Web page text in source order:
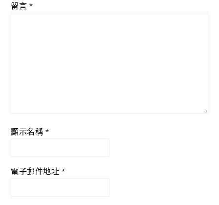
留言 *
顯示名稱 *
電子郵件地址 *